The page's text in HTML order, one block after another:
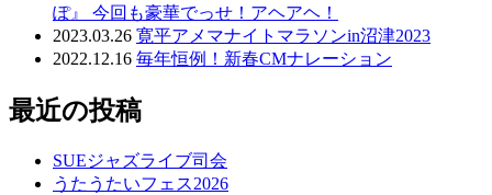
ぽ』 今回も豪華でっせ！アヘアヘ！
2023.03.26 寛平アメマナイトマラソンin沼津2023
2022.12.16 毎年恒例！新春CMナレーション
最近の投稿
SUEジャズライブ司会
うたうたいフェス2026